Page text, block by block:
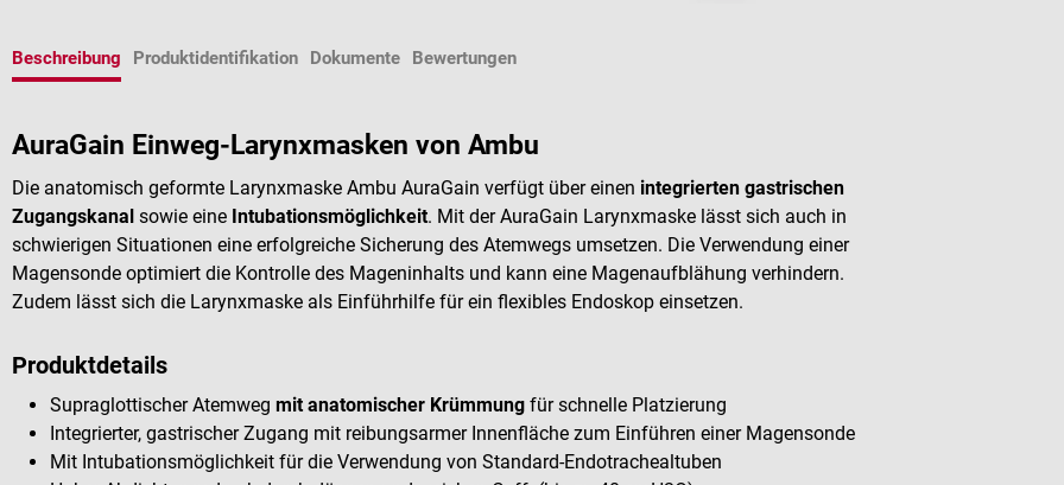
Beschreibung Produktidentifikation Dokumente Bewertungen
AuraGain Einweg-Larynxmasken von Ambu
Die anatomisch geformte Larynxmaske Ambu AuraGain verfügt über einen integrierten gastrischen
Zugangskanal sowie eine Intubationsmöglichkeit. Mit der AuraGain Larynxmaske lässt sich auch in
schwierigen Situationen eine erfolgreiche Sicherung des Atemwegs umsetzen. Die Verwendung einer
Magensonde optimiert die Kontrolle des Mageninhalts und kann eine Magenaufblähung verhindern.
Zudem lässt sich die Larynxmaske als Einführhilfe für ein flexibles Endoskop einsetzen.
Produktdetails
Supraglottischer Atemweg mit anatomischer Krümmung für schnelle Platzierung
Integrierter, gastrischer Zugang mit reibungsarmer Innenfläche zum Einführen einer Magensonde
Mit Intubationsmöglichkeit für die Verwendung von Standard-Endotrachealtuben